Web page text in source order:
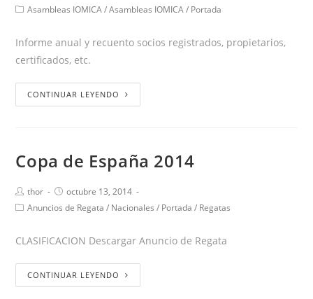
Asambleas IOMICA / Asambleas IOMICA / Portada
Informe anual y recuento socios registrados, propietarios,
certificados, etc.
CONTINUAR LEYENDO
Copa de España 2014
thor
octubre 13, 2014
Anuncios de Regata / Nacionales / Portada / Regatas
CLASIFICACION Descargar Anuncio de Regata
CONTINUAR LEYENDO